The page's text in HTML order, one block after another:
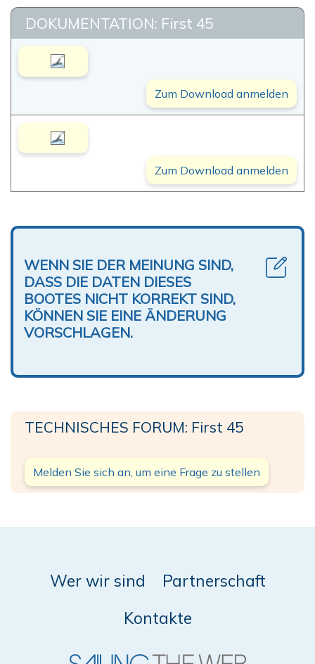
DOKUMENTATION: First 45
Zum Download anmelden
Zum Download anmelden
WENN SIE DER MEINUNG SIND,
DASS DIE DATEN DIESES
BOOTES NICHT KORREKT SIND,
KÖNNEN SIE EINE ÄNDERUNG
VORSCHLAGEN.
TECHNISCHES FORUM: First 45
Melden Sie sich an, um eine Frage zu stellen
Wer wir sind
Partnerschaft
Kontakte